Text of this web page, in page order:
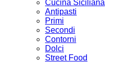
Cucina Siciliana
Antipasti
Primi
Secondi
Contorni
Dolci
Street Food